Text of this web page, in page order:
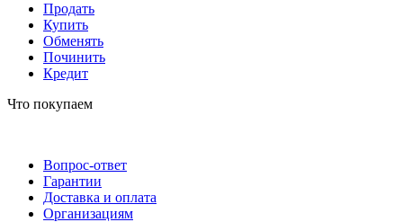
Продать
Купить
Обменять
Починить
Кредит
Что покупаем
Вопрос-ответ
Гарантии
Доставка и оплата
Организациям